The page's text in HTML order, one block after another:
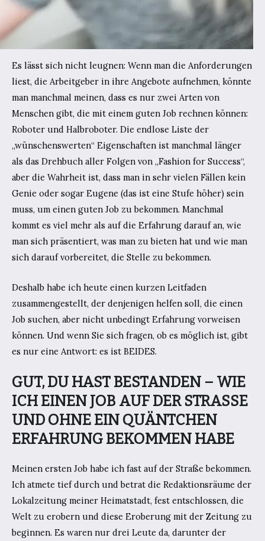
Es lässt sich nicht leugnen: Wenn man die Anforderungen
liest, die Arbeitgeber in ihre Angebote aufnehmen, könnte
man manchmal meinen, dass es nur zwei Arten von
Menschen gibt, die mit einem guten Job rechnen können:
Roboter und Halbroboter. Die endlose Liste der
„wünschenswerten“ Eigenschaften ist manchmal länger
als das Drehbuch aller Folgen von „Fashion for Success“,
aber die Wahrheit ist, dass man in sehr vielen Fällen kein
Genie oder sogar Eugene (das ist eine Stufe höher) sein
muss, um einen guten Job zu bekommen. Manchmal
kommt es viel mehr als auf die Erfahrung darauf an, wie
man sich präsentiert, was man zu bieten hat und wie man
sich darauf vorbereitet, die Stelle zu bekommen.
Deshalb habe ich heute einen kurzen Leitfaden
zusammengestellt, der denjenigen helfen soll, die einen
Job suchen, aber nicht unbedingt Erfahrung vorweisen
können. Und wenn Sie sich fragen, ob es möglich ist, gibt
es nur eine Antwort: es ist BEIDES.
GUT, DU HAST BESTANDEN – WIE
ICH EINEN JOB AUF DER STRASSE
UND OHNE EIN QUÄNTCHEN
ERFAHRUNG BEKOMMEN HABE
Meinen ersten Job habe ich fast auf der Straße bekommen.
Ich atmete tief durch und betrat die Redaktionsräume der
Lokalzeitung meiner Heimatstadt, fest entschlossen, die
Welt zu erobern und diese Eroberung mit der Zeitung zu
beginnen. Es waren nur drei Leute da, darunter der